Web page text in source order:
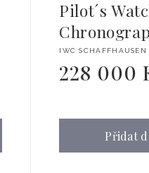
Pilot´s
Dodavatel:
IWC SCHAFFHAUSEN
Běžná
cena
228 000
Přidat